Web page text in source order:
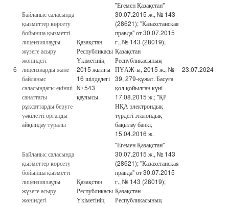
6
Байланыс саласында
қызметтер көрсету
бойынша қызметті
лицензиялауды
жүзеге асыру
жөніндегі
лицензиарды және
байланыс
саласындағы екінші
санаттағы
рұқсаттарды беруге
уәкілетті органды
айқындау туралы
Қазақстан
Республикасы
Үкіметінің
2015 жылғы
16 шілдедегі
№ 543
қаулысы.
"Егемен Қазақстан"
30.07.2015 ж., № 143
(28621); "Казахстанская
правда" от 30.07.2015
г., № 143 (28019);
Қазақстан
Республикасының
ПҮАЖ-ы, 2015 ж., №
39, 279-құжат. Басуға
қол қойылған күні
17.08.2015 ж.; "ҚР
НҚА электрондық
түрдегі эталондық
бақылау банкі,
15.04.2016 ж.
23.07.2024
Байланыс саласында
қызметтер көрсету
бойынша қызметті
лицензиялауды
жүзеге асыру
жөніндегі
Қазақстан
Республикасы
Үкіметінің
"Егемен Қазақстан"
30.07.2015 ж., № 143
(28621); "Казахстанская
правда" от 30.07.2015
г., № 143 (28019);
Қазақстан
Республикасының